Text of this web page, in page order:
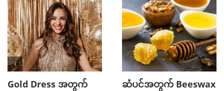
Gold Dress အတွက်
ဆံပင်အတွက် Beeswax